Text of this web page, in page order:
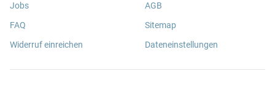
Jobs
FAQ
Widerruf einreichen
AGB
Sitemap
Dateneinstellungen